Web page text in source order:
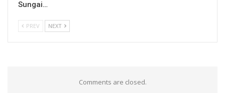
Sungai…
PREV NEXT
Comments are closed.